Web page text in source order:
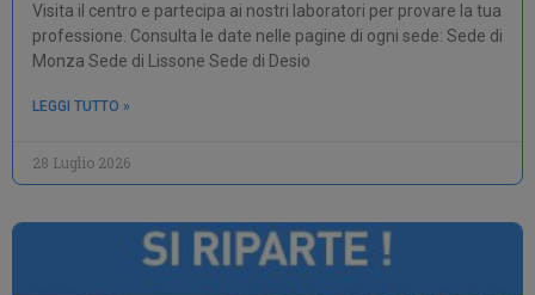
Visita il centro e partecipa ai nostri laboratori per provare la tua
professione. Consulta le date nelle pagine di ogni sede: Sede di
Monza Sede di Lissone Sede di Desio
LEGGI TUTTO »
28 Luglio 2026